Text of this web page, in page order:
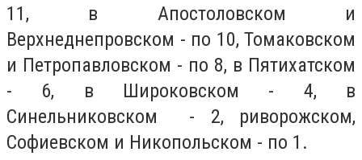
11, в Апостоловском и
Верхнеднепровском - по 10, Томаковском
и Петропавловском - по 8, в Пятихатском
- 6, в Широковском - 4, в
Синельниковском - 2, риворожском,
Софиевском и Никопольском - по 1.